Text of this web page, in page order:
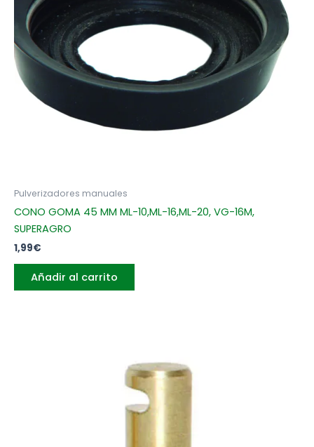
Pulverizadores manuales
CONO GOMA 45 MM ML-10,ML-16,ML-20, VG-16M,
SUPERAGRO
1,99€
Añadir al carrito